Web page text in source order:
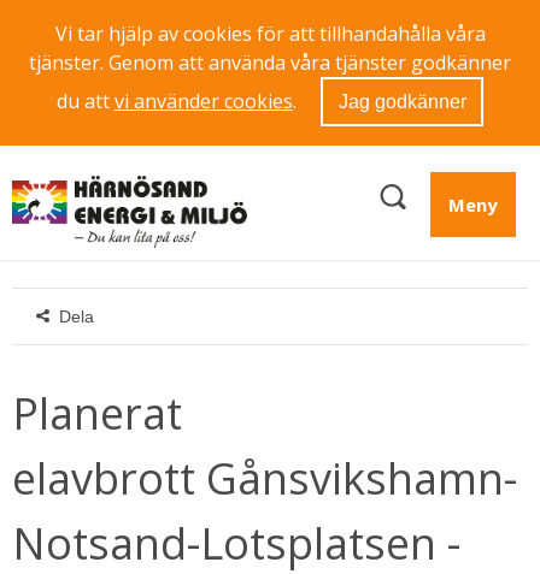
Vi tar hjälp av cookies för att tillhandahålla våra
tjänster. Genom att använda våra tjänster godkänner
du attvi använder cookies. Jag godkänner
Meny
Dela
Planerat
elavbrott Gånsvikshamn-
Notsand-Lotsplatsen -